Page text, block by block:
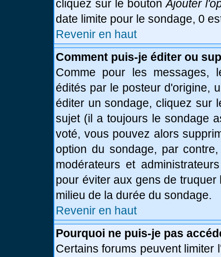
cliquez sur le boutonAjouter
date limite pour le sondage, 0
Revenir en haut
Comment puis-je éditer ou
Comme pour les messages,
édités par le posteur d'origine,
éditer un sondage, cliquez sur
sujet (il a toujours le sondage
voté, vous pouvez alors
option du sondage, par
modérateurs et
pour éviter aux gens de
milieu de la durée du sondage.
Revenir en haut
Pourquoi ne puis-je pas
Certains forums peuvent